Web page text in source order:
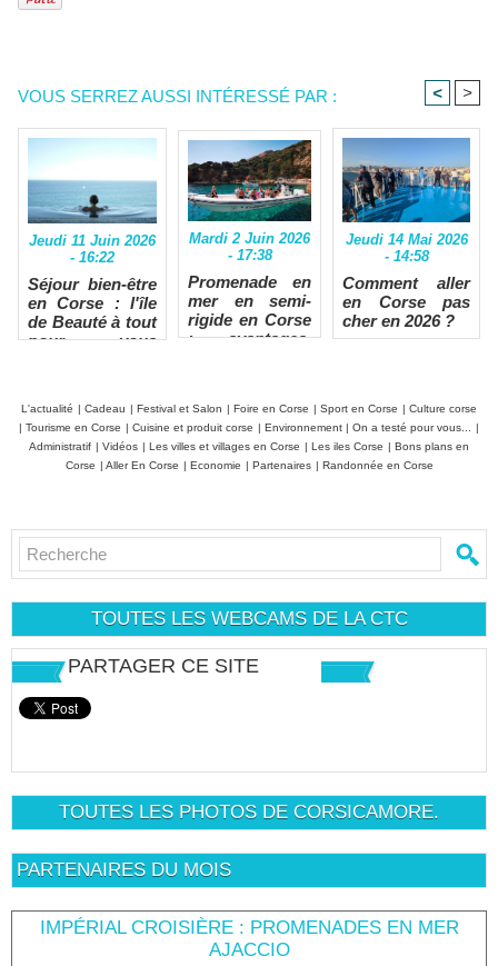
VOUS SERREZ AUSSI INTÉRESSÉ PAR : < >
Jeudi 11 Juin 2026
- 16:22
Séjour bien-être
en Corse : l'île
de Beauté à tout
pour vous
Mardi 2 Juin 2026
- 17:38
Promenade en
mer en semi-
rigide en Corse
: avantages,
Jeudi 14 Mai 2026
- 14:58
Comment aller
en Corse pas
cher en 2026 ?
L'actualité | Cadeau | Festival et Salon | Foire en Corse | Sport en Corse | Culture corse
| Tourisme en Corse | Cuisine et produit corse | Environnement | On a testé pour vous...
|
Administratif | Vidéos | Les villes et villages en Corse | Les iles Corse | Bons plans en
Corse | Aller En Corse | Economie | Partenaires | Randonnée en Corse
TOUTES LES WEBCAMS DE LA CTC
PARTAGER CE SITE
TOUTES LES PHOTOS DE CORSICAMORE.
PARTENAIRES DU MOIS
IMPÉRIAL CROISIÈRE : PROMENADES EN MER
AJACCIO